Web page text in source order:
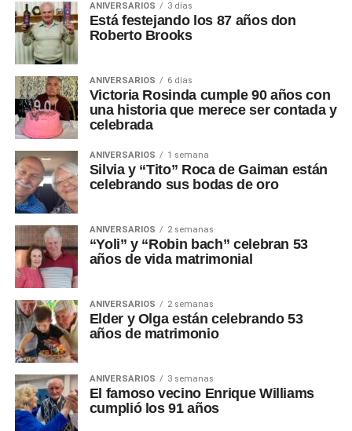
ANIVERSARIOS 3 días
Está festejando los 87 años don
Roberto Brooks
ANIVERSARIOS 6 días
Victoria Rosinda cumple 90 años con
una historia que merece ser contada y
celebrada
ANIVERSARIOS 1 semana
Silvia y “Tito” Roca de Gaiman están
celebrando sus bodas de oro
ANIVERSARIOS 2 semanas
“Yoli” y “Robin bach” celebran 53
años de vida matrimonial
ANIVERSARIOS 2 semanas
Elder y Olga están celebrando 53
años de matrimonio
ANIVERSARIOS 3 semanas
El famoso vecino Enrique Williams
cumplió los 91 años